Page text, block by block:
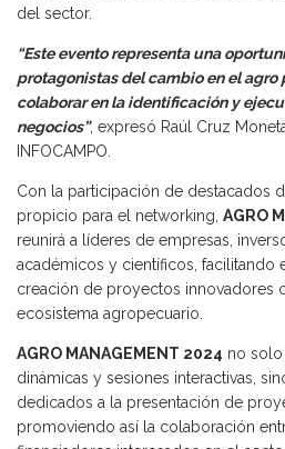
del sector.
“Este evento representa una
protagonistas del cambio en el
colaborar en la identificación y
negocios”, expresó Raúl Cruz
INFOCAMPO.
Con la participación de destacados
propicio para el networking, AGRO
reunirá a líderes de empresas,
académicos y científicos, facilitando
creación de proyectos innovadores
ecosistema agropecuario.
AGRO MANAGEMENT 2024 no solo
dinámicas y sesiones interactivas,
dedicados a la presentación de
promoviendo así la colaboración